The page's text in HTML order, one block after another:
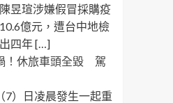
昱瑄涉嫌假冒採購疫
億元，遭台中地檢
四年 […]
！休旅車頭全毀 駕
7）日凌晨發生一起重